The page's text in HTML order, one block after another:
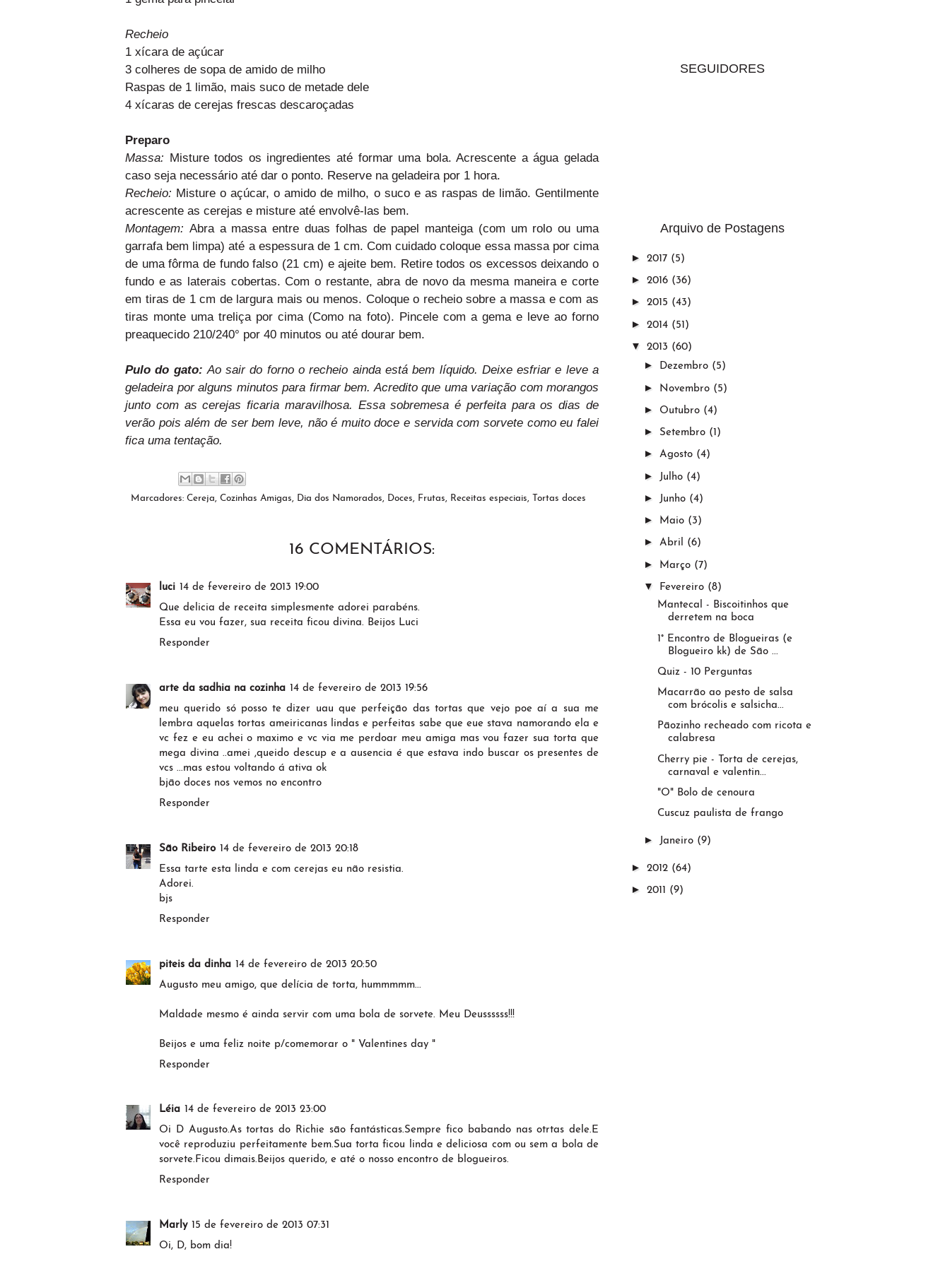
Recheio
1 xícara de açúcar
3 colheres de sopa de amido de milho
Raspas de 1 limão, mais suco de metade dele
4 xícaras de cerejas frescas descaroçadas
Preparo
Massa: Misture todos os ingredientes até formar uma bola. Acrescente a água gelada
caso seja necessário até dar o ponto. Reserve na geladeira por 1 hora.
Recheio: Misture o açúcar, o amido de milho, o suco e as raspas de limão. Gentilmente
acrescente as cerejas e misture até envolvê-las bem.
Montagem: Abra a massa entre duas folhas de papel manteiga (com um rolo ou uma
garrafa bem limpa) até a espessura de 1 cm. Com cuidado coloque essa massa por cima
de uma fôrma de fundo falso (21 cm) e ajeite bem. Retire todos os excessos deixando o
fundo e as laterais cobertas. Com o restante, abra de novo da mesma maneira e corte
em tiras de 1 cm de largura mais ou menos. Coloque o recheio sobre a massa e com as
tiras monte uma treliça por cima (Como na foto). Pincele com a gema e leve ao forno
preaquecido 210/240° por 40 minutos ou até dourar bem.
Pulo do gato: Ao sair do forno o recheio ainda está bem líquido. Deixe esfriar e leve a
geladeira por alguns minutos para firmar bem. Acredito que uma variação com morangos
junto com as cerejas ficaria maravilhosa. Essa sobremesa é perfeita para os dias de
verão pois além de ser bem leve, não é muito doce e servida com sorvete como eu falei
fica uma tentação.
Marcadores: Cereja, Cozinhas Amigas, Dia dos Namorados, Doces, Frutas, Receitas especiais, Tortas doces
16 COMENTÁRIOS:
luci 14 de fevereiro de 2013 19:00
Que delicia de receita simplesmente adorei parabéns.
Essa eu vou fazer, sua receita ficou divina. Beijos Luci
Responder
arte da sadhia na cozinha 14 de fevereiro de 2013 19:56
meu querido só posso te dizer uau que perfeição das tortas que vejo poe aí a sua me
lembra aquelas tortas ameiricanas lindas e perfeitas sabe que eue stava namorando ela e
vc fez e eu achei o maximo e vc via me perdoar meu amiga mas vou fazer sua torta que
mega divina ..amei ,queido descup e a ausencia é que estava indo buscar os presentes de
vcs ...mas estou voltando á ativa ok
bjão doces nos vemos no encontro
Responder
São Ribeiro 14 de fevereiro de 2013 20:18
Essa tarte esta linda e com cerejas eu não resistia.
Adorei.
bjs
Responder
piteis da dinha 14 de fevereiro de 2013 20:50
Augusto meu amigo, que delícia de torta, hummmmm...
Maldade mesmo é ainda servir com uma bola de sorvete. Meu Deussssss!!!
Beijos e uma feliz noite p/comemorar o " Valentines day "
Responder
Léia 14 de fevereiro de 2013 23:00
Oi D Augusto.As tortas do Richie são fantásticas.Sempre fico babando nas otrtas dele.E
você reproduziu perfeitamente bem.Sua torta ficou linda e deliciosa com ou sem a bola de
sorvete.Ficou dimais.Beijos querido, e até o nosso encontro de blogueiros.
Responder
Marly 15 de fevereiro de 2013 07:31
Oi, D, bom dia!
SEGUIDORES
Arquivo de Postagens
► 2017 (5)
► 2016 (36)
► 2015 (43)
► 2014 (51)
▼ 2013 (60)
► Dezembro (5)
► Novembro (5)
► Outubro (4)
► Setembro (1)
► Agosto (4)
► Julho (4)
► Junho (4)
► Maio (3)
► Abril (6)
► Março (7)
▼ Fevereiro (8)
Mantecal - Biscoitinhos que
derretem na boca
1° Encontro de Blogueiras (e
Blogueiro kk) de São ...
Quiz - 10 Perguntas
Macarrão ao pesto de salsa
com brócolis e salsicha...
Pãozinho recheado com ricota e
calabresa
Cherry pie - Torta de cerejas,
carnaval e valentin...
"O" Bolo de cenoura
Cuscuz paulista de frango
► Janeiro (9)
► 2012 (64)
► 2011 (9)